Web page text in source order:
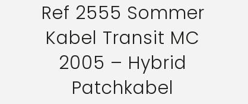
Ref 2555 Sommer
Kabel Transit MC
2005 – Hybrid
Patchkabel